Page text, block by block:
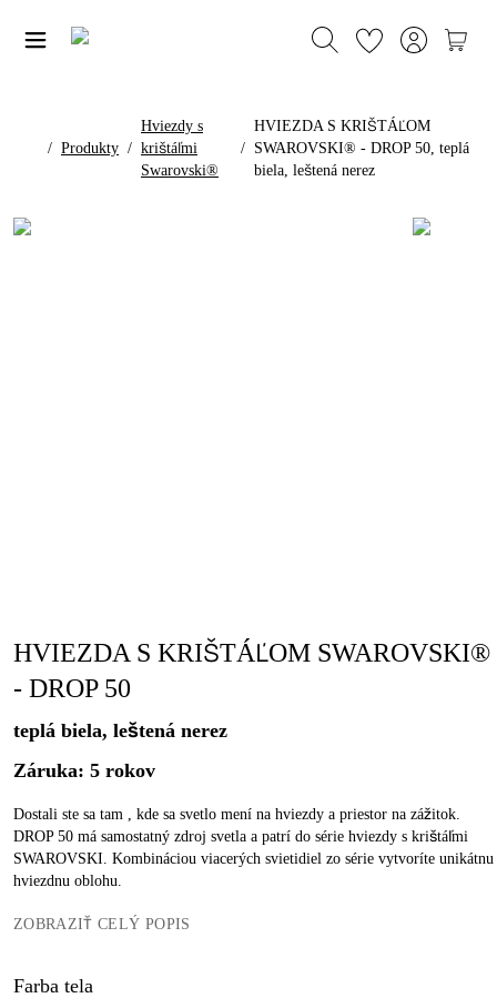
/ Produkty /
Hviezdy s
krištáľmi
Swarovski®
/
HVIEZDA S KRIŠTÁĽOM
SWAROVSKI® - DROP 50, teplá
biela, leštená nerez
HVIEZDA S KRIŠTÁĽOM SWAROVSKI®
- DROP 50
teplá biela, leštená nerez
Záruka: 5 rokov
Dostali ste sa tam , kde sa svetlo mení na hviezdy a priestor na zážitok.
DROP 50 má samostatný zdroj svetla a patrí do série hviezdy s krištáľmi
SWAROVSKI. Kombináciou viacerých svietidiel zo série vytvoríte unikátnu
hviezdnu oblohu.
ZOBRAZIŤ CELÝ POPIS
Farba tela